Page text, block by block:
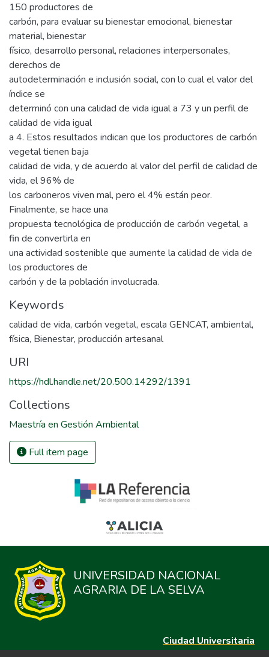
150 productores de
carbón, para evaluar su bienestar emocional, bienestar
material, bienestar
físico, desarrollo personal, relaciones interpersonales,
derechos de
autodeterminación e inclusión social, con lo cual el valor del
índice se
determinó con una calidad de vida igual a 73 y un perfil de
calidad de vida igual
a 4. Estos resultados indican que los productores de carbón
vegetal tienen baja
calidad de vida, y de acuerdo al valor del perfil de calidad de
vida, el 96% de
los carboneros viven mal, pero el 4% están peor.
Finalmente, se hace una
propuesta tecnológica de producción de carbón vegetal, a
fin de convertirla en
una actividad sostenible que aumente la calidad de vida de
los productores de
carbón y de la población involucrada.
Keywords
calidad de vida, carbón vegetal, escala GENCAT, ambiental,
física, Bienestar, producción artesanal
URI
https://hdl.handle.net/20.500.14292/1391
Collections
Maestría en Gestión Ambiental
Full item page
UNIVERSIDAD NACIONAL
AGRARIA DE LA SELVA
Ciudad Universitaria